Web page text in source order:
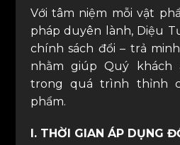
Với tâm niệm mỗi vật
pháp duyên lành, Diệu
chính sách đổi – trả
nhằm giúp Quý
trong quá trình thỉnh
phẩm.
I. THỜI GIAN ÁP DỤNG